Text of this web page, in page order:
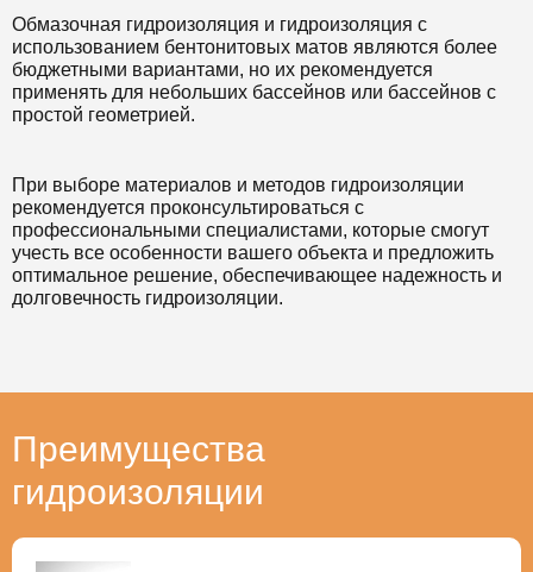
Обмазочная гидроизоляция и гидроизоляция с
использованием бентонитовых матов являются более
бюджетными вариантами, но их рекомендуется
применять для небольших бассейнов или бассейнов с
простой геометрией.
При выборе материалов и методов гидроизоляции
рекомендуется проконсультироваться с
профессиональными специалистами, которые смогут
учесть все особенности вашего объекта и предложить
оптимальное решение, обеспечивающее надежность и
долговечность гидроизоляции.
Преимущества
гидроизоляции